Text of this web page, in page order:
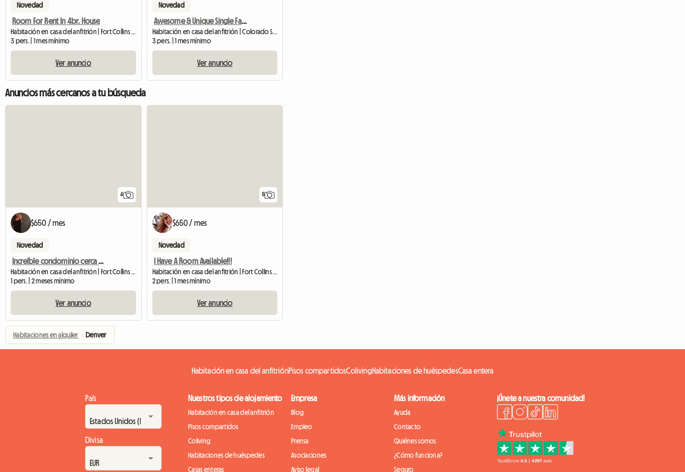
Novedad
Room For Rent In 4br. House
3 pers. | 1 mes mínimo
Ver anuncio
Novedad
Awesome & Unique Single Family Home
Habitación en casa del anfitrión | Colorado Springs (80923)
3 pers. | 1 mes mínimo
Ver anuncio
Anuncios más cercanos a tu búsqueda
4
$650 / mes
Novedad
Increíble condominio cerca del casco antiguo
1 pers. | 2 meses mínimo
Ver anuncio
5
$650 / mes
Novedad
I Have A Room Available!!!
2 pers. | 1 mes mínimo
Ver anuncio
Habitaciones en alquiler › Denver
Habitación en casa del anfitriónPisos compartidosColivingHabitaciones de huéspedesCasa entera
País
Divisa
Nuestros tipos de alojamiento
Habitación en casa del anfitrión
Pisos compartidos
Coliving
Habitaciones de huéspedes
Casas enteras
Empresa
Blog
Empleo
Prensa
Asociaciones
Aviso legal
Más información
Ayuda
Contacto
Quiénes somos
¿Cómo funciona?
Seguro
¡Únete a nuestra comunidad!